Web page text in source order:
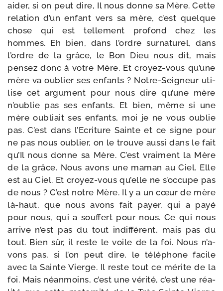
aider, si on peut dire, Il nous donne sa Mère. Cette
rela­tion d’un enfant vers sa mère, c’est quelque
chose qui est tel­le­ment pro­fond chez les
hommes. Eh bien, dans l’ordre sur­na­tu­rel, dans
l’ordre de la grâce, le Bon Dieu nous dit, mais
pen­sez donc à votre Mère. Et croyez-​vous qu’une
mère va oublier ses enfants ? Notre-​Seigneur uti­
lise cet argu­ment pour nous dire qu’une mère
n’ou­blie pas ses enfants. Et bien, même si une
mère oubliait ses enfants, moi je ne vous oublie
pas. C’est dans l’Ecriture Sainte et ce signe pour
ne pas nous oublier, on le trouve aus­si dans le fait
qu’Il nous donne sa Mère. C’est vrai­ment la Mère
de la grâce. Nous avons une maman au Ciel. Elle
est au Ciel. Et croyez-​vous qu’elle ne s’oc­cupe pas
de nous ? C’est notre Mère. Il y a un cœur de mère
là-​haut, que nous avons fait payer, qui a payé
pour nous, qui a souf­fert pour nous. Ce qui nous
arrive n’est pas du tout indif­fé­rent, mais pas du
tout. Bien sûr, il reste le voile de la foi. Nous n’a­
vons pas, si l’on peut dire, le télé­phone facile
avec la Sainte Vierge. Il reste tout ce mérite de la
foi. Mais néan­moins, c’est une véri­té, c’est une réa­